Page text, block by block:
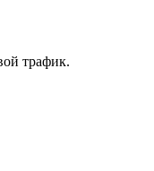
трафик.